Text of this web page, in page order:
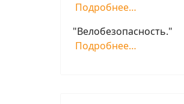
Подробнее…
"Велобезопасность."
Подробнее…